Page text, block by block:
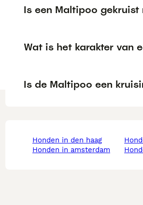
Is een Maltipoo gekruist
Wat is het karakter van
Is de Maltipoo een
honden in den haag
honden in amsterdam